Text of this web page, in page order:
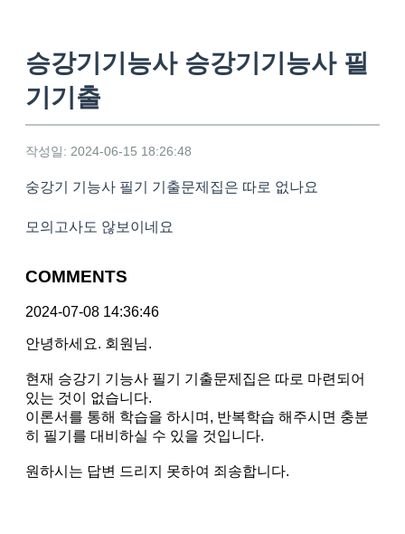
승강기기능사 승강기기능사 필
기기출
작성일: 2024-06-15 18:26:48
숭강기 기능사 필기 기출문제집은 따로 없나요
모의고사도 않보이네요
COMMENTS
2024-07-08 14:36:46
안녕하세요. 회원님.
현재 승강기 기능사 필기 기출문제집은 따로 마련되어
있는 것이 없습니다.
이론서를 통해 학습을 하시며, 반복학습 해주시면 충분
히 필기를 대비하실 수 있을 것입니다.
원하시는 답변 드리지 못하여 죄송합니다.